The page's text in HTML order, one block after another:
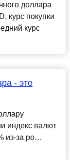
доллара
курс покупки
курс
- это
индекс валют
из-за ро…